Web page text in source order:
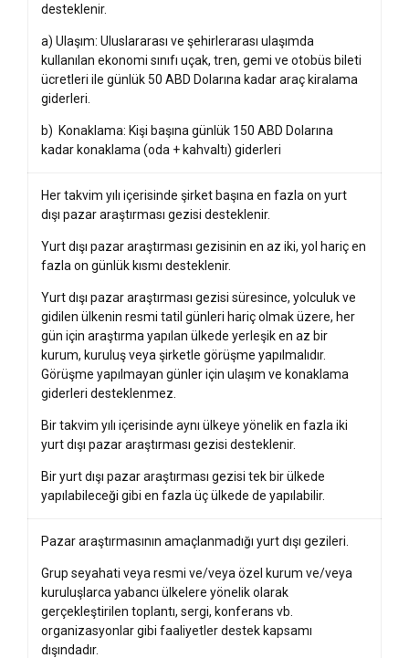
desteklenir.
a) Ulaşım: Uluslararası ve şehirlerarası ulaşımda
kullanılan ekonomi sınıfı uçak, tren, gemi ve otobüs bileti
ücretleri ile günlük 50 ABD Dolarına kadar araç kiralama
giderleri.
b) Konaklama: Kişi başına günlük 150 ABD Dolarına
kadar konaklama (oda + kahvaltı) giderleri
Her takvim yılı içerisinde şirket başına en fazla on yurt
dışı pazar araştırması gezisi desteklenir.
Yurt dışı pazar araştırması gezisinin en az iki, yol hariç en
fazla on günlük kısmı desteklenir.
Yurt dışı pazar araştırması gezisi süresince, yolculuk ve
gidilen ülkenin resmi tatil günleri hariç olmak üzere, her
gün için araştırma yapılan ülkede yerleşik en az bir
kurum, kuruluş veya şirketle görüşme yapılmalıdır.
Görüşme yapılmayan günler için ulaşım ve konaklama
giderleri desteklenmez.
Bir takvim yılı içerisinde aynı ülkeye yönelik en fazla iki
yurt dışı pazar araştırması gezisi desteklenir.
Bir yurt dışı pazar araştırması gezisi tek bir ülkede
yapılabileceği gibi en fazla üç ülkede de yapılabilir.
Pazar araştırmasının amaçlanmadığı yurt dışı gezileri.
Grup seyahati veya resmi ve/veya özel kurum ve/veya
kuruluşlarca yabancı ülkelere yönelik olarak
gerçekleştirilen toplantı, sergi, konferans vb.
organizasyonlar gibi faaliyetler destek kapsamı
dışındadır.